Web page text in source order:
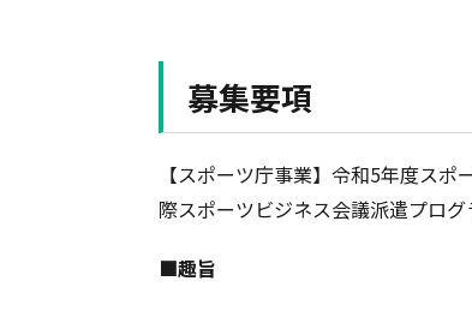
募集要項
【スポーツ庁事業】令和5年度ス
際スポーツビジネス会議派遣プロ
■趣旨